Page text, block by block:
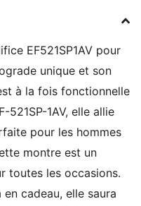
EF521SP1AV pour
unique et son
à la fois fonctionnelle
521SP-1AV, elle allie
pour les hommes
montre est un
toutes les occasions.
cadeau, elle saura